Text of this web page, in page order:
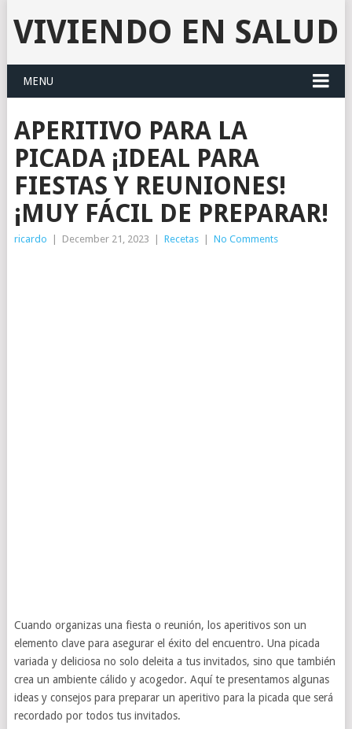
VIVIENDO EN SALUD
MENU
APERITIVO PARA LA
PICADA ¡IDEAL PARA
FIESTAS Y REUNIONES!
¡MUY FÁCIL DE PREPARAR!
ricardo December 21, 2023 Recetas No Comments
Cuando organizas una fiesta o reunión, los aperitivos son un
elemento clave para asegurar el éxito del encuentro. Una picada
variada y deliciosa no solo deleita a tus invitados, sino que también
crea un ambiente cálido y acogedor. Aquí te presentamos algunas
ideas y consejos para preparar un aperitivo para la picada que será
recordado por todos tus invitados.